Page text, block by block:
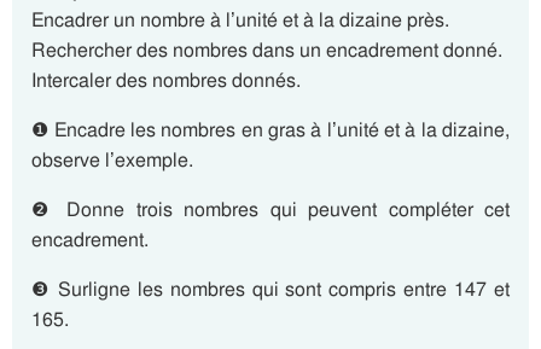
Encadrer un nombre à l’unité et à la dizaine près.
Rechercher des nombres dans un encadrement donné.
Intercaler des nombres donnés.
❶ Encadre les nombres en gras à l’unité et à la dizaine,
observe l’exemple.
❷ Donne trois nombres qui peuvent compléter cet
encadrement.
❸ Surligne les nombres qui sont compris entre 147 et
165.